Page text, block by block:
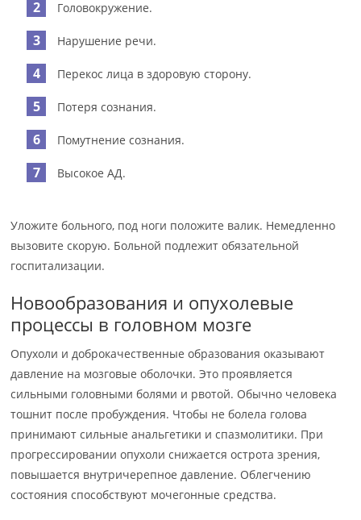
Головокружение.
Нарушение речи.
Перекос лица в здоровую сторону.
Потеря сознания.
Помутнение сознания.
Высокое АД.
Уложите больного, под ноги положите валик. Немедленно
вызовите скорую. Больной подлежит обязательной
госпитализации.
Новообразования и опухолевые
процессы в головном мозге
Опухоли и доброкачественные образования оказывают
давление на мозговые оболочки. Это проявляется
сильными головными болями и рвотой. Обычно человека
тошнит после пробуждения. Чтобы не болела голова
принимают сильные анальгетики и спазмолитики. При
прогрессировании опухоли снижается острота зрения,
повышается внутричерепное давление. Облегчению
состояния способствуют мочегонные средства.